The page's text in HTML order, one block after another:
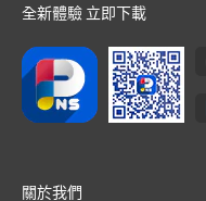
全新體驗 立即下載
關於我們